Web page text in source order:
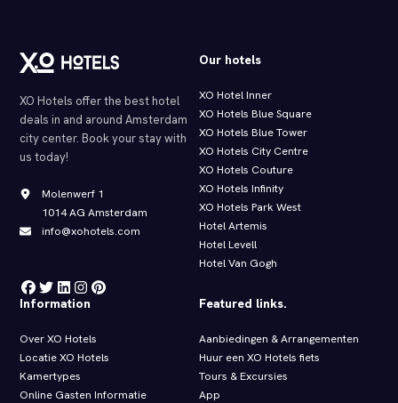
XO Hotels offer the best hotel
deals in and around Amsterdam
city center. Book your stay with
us today!
Molenwerf 1
1014 AG Amsterdam
info@xohotels.com
Our hotels
XO Hotel Inner
XO Hotels Blue Square
XO Hotels Blue Tower
XO Hotels City Centre
XO Hotels Couture
XO Hotels Infinity
XO Hotels Park West
Hotel Artemis
Hotel Levell
Hotel Van Gogh
Information
Over XO Hotels
Locatie XO Hotels
Kamertypes
Online Gasten Informatie
Featured links.
Aanbiedingen & Arrangementen
Huur een XO Hotels fiets
Tours & Excursies
App